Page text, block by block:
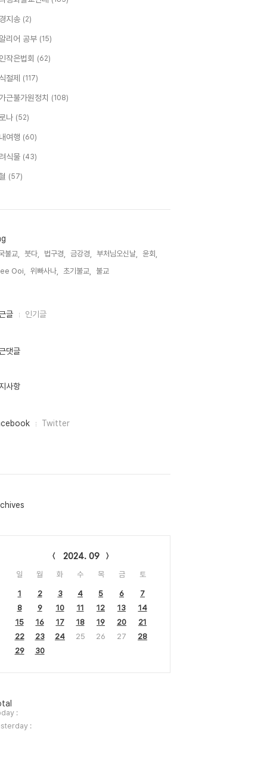
지송 (2)
리어 공부 (15)
작은법회 (62)
절제 (117)
근불가원정치 (108)
나 (52)
여행 (60)
식물 (43)
(57)
불교, 붓다, 법구경, 금강경, 부처님오신날,
윤회,
Ooi,
위빠사나, 초기불교, 불교,
글 인기글
댓글
사항
Twitter
2024. 09
일 월 화 수 목 금 토
1 2 3 4 5 6
7
8
9 10 11 12 13
14
15
16 17 18 19 20
21
22
23 24 25 26 27
28
29
30
:
: